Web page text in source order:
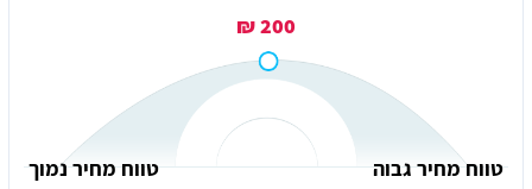
200 ₪
טווח מחיר גבוה טווח מחיר נמוך